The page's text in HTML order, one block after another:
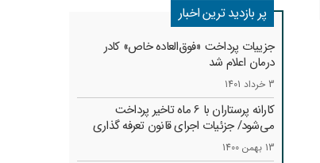
پر بازدید ترین اخبار
جزییات پرداخت «فوق‌العاده خاص» کادر
درمان اعلام شد
3 خرداد 1401
کارانه‌ پرستاران با 6 ماه تاخیر پرداخت
می‌شود/ جزئیات اجرای قانون تعرفه گذاری
13 بهمن 1400